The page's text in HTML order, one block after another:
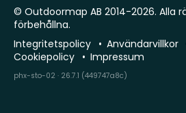
© Outdoormap AB 2014-2026. Alla
förbehållna.
Integritetspolicy
Användarvillkor
Cookiepolicy
Impressum
phx-sto-02 · 26.7.1 (449747a8c)